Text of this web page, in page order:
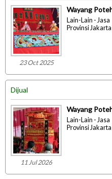
23 Oct 2025
Wayang
Lain-Lain - Jasa
Provinsi
Dijual
11 Jul 2026
Wayang
Lain-Lain - Jasa
Provinsi